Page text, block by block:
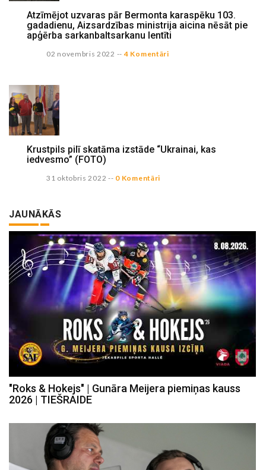
Atzīmējot uzvaras pār Bermonta karaspēku 103.
gadadienu, Aizsardzības ministrija aicina nēsāt pie
apģērba sarkanbaltsarkanu lentīti
02 novembris 2022 -- 4 Komentāri
Krustpils pilī skatāma izstāde “Ukrainai, kas
iedvesmo” (FOTO)
31 oktobris 2022 -- 0 Komentāri
JAUNĀKĀS
"Roks & Hokejs" | Gunāra Meijera piemiņas kauss
2026 | TIEŠRAIDE